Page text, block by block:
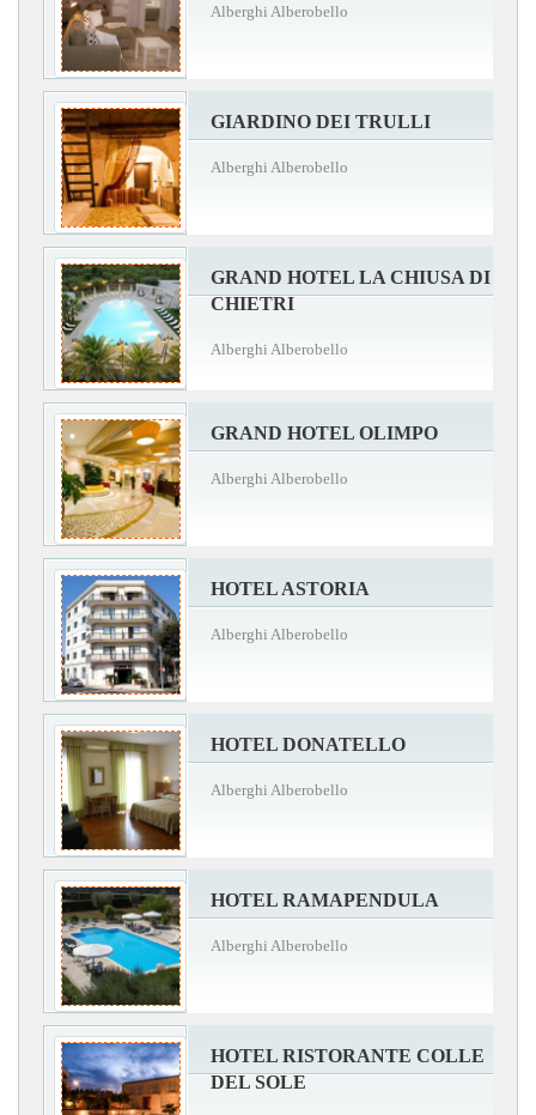
Alberghi Alberobello
GIARDINO DEI TRULLI
Alberghi Alberobello
GRAND HOTEL LA CHIUSA DI
CHIETRI
Alberghi Alberobello
GRAND HOTEL OLIMPO
Alberghi Alberobello
HOTEL ASTORIA
Alberghi Alberobello
HOTEL DONATELLO
Alberghi Alberobello
HOTEL RAMAPENDULA
Alberghi Alberobello
HOTEL RISTORANTE COLLE
DEL SOLE